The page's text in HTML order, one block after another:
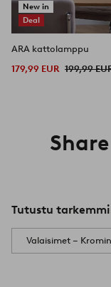
New in
Deal
ARA kattolamppu
179,99 EUR 199,99
Tutustu
Valaisimet –